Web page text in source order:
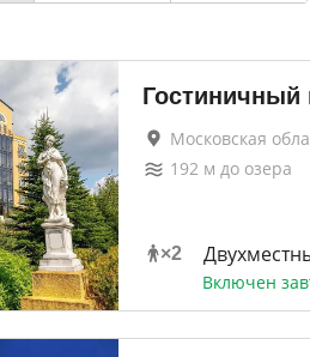
Гостиничный
Московская
192м до озера
×2
Включен